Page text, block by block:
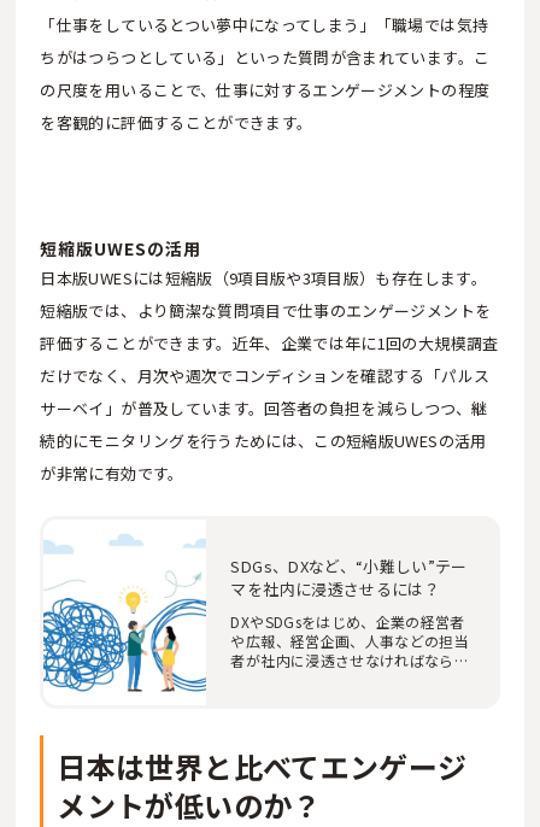
「仕事をしているとつい夢中になってしまう」「職場では気持
ちがはつらつとしている」といった質問が含まれています。こ
の尺度を用いることで、仕事に対するエンゲージメントの程度
を客観的に評価することができます。
短縮版UWESの活用
日本版UWESには短縮版（9項目版や3項目版）も存在します。
短縮版では、より簡潔な質問項目で仕事のエンゲージメントを
評価することができます。近年、企業では年に1回の大規模調査
だけでなく、月次や週次でコンディションを確認する「パルス
サーベイ」が普及しています。回答者の負担を減らしつつ、継
続的にモニタリングを行うためには、この短縮版UWESの活用
が非常に有効です。
SDGs、DXなど、“小難しい”テー
マを社内に浸透させるには？
DXやSDGsをはじめ、企業の経営者
や広報、経営企画、人事などの担当
者が社内に浸透させなければならな
日本は世界と比べてエンゲージ
メントが低いのか？